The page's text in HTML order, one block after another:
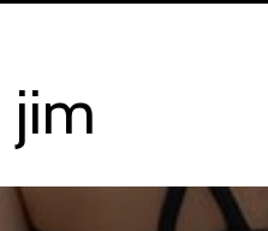
jim